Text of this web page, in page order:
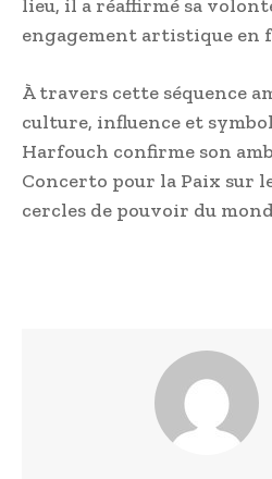
lieu, il a réaffirmé sa
engagement artistique en
À travers cette séquence
culture, influence et
Harfouch confirme son
Concerto pour la Paix sur
cercles de pouvoir du